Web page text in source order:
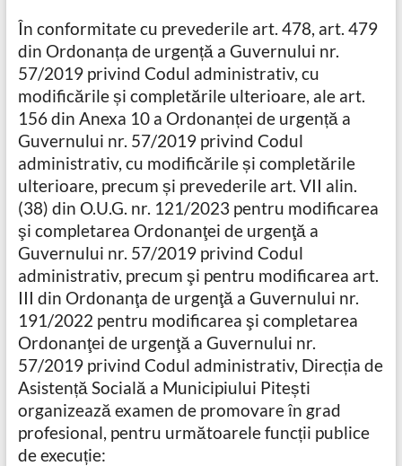
În conformitate cu prevederile art. 478, art. 479
din Ordonanța de urgență a Guvernului nr.
57/2019 privind Codul administrativ, cu
modificările și completările ulterioare, ale art.
156 din Anexa 10 a Ordonanței de urgență a
Guvernului nr. 57/2019 privind Codul
administrativ, cu modificările și completările
ulterioare, precum și prevederile art. VII alin.
(38) din O.U.G. nr. 121/2023 pentru modificarea
şi completarea Ordonanţei de urgenţă a
Guvernului nr. 57/2019 privind Codul
administrativ, precum şi pentru modificarea art.
III din Ordonanţa de urgenţă a Guvernului nr.
191/2022 pentru modificarea şi completarea
Ordonanţei de urgenţă a Guvernului nr.
57/2019 privind Codul administrativ, Direcția de
Asistență Socială a Municipiului Pitești
organizează examen de promovare în grad
profesional, pentru următoarele funcții publice
de execuție: